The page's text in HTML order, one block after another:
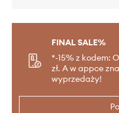
FINAL SALE%
*-15% z kodem:
zł. A w appce
wyprzedaży!